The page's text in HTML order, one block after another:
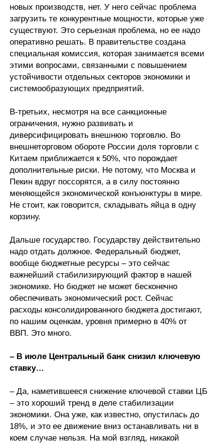
новых производств, нет. У него сейчас проблема
загрузить те конкурентные мощности, которые уже
существуют. Это серьезная проблема, но ее надо
оперативно решать. В правительстве создана
специальная комиссия, которая занимается всеми
этими вопросами, связанными с повышением
устойчивости отдельных секторов экономики и
системообразующих предприятий.
В-третьих, несмотря на все санкционные
ограничения, нужно развивать и
диверсифицировать внешнюю торговлю. Во
внешнеторговом обороте России доля торговли с
Китаем приближается к 50%, что порождает
дополнительные риски. Не потому, что Москва и
Пекин вдруг поссорятся, а в силу постоянно
меняющейся экономической конъюнктуры в мире.
Не стоит, как говорится, складывать яйца в одну
корзину.
Дальше государство. Государству действительно
надо отдать должное. Федеральный бюджет,
вообще бюджетные ресурсы – это сейчас
важнейший стабилизирующий фактор в нашей
экономике. Но бюджет не может бесконечно
обеспечивать экономический рост. Сейчас
расходы консолидированного бюджета достигают,
по нашим оценкам, уровня примерно в 40% от
ВВП. Это много.
– В июле Центральный банк снизил ключевую
ставку…
– Да, наметившееся снижение ключевой ставки ЦБ
– это хороший тренд в деле стабилизации
экономики. Она уже, как известно, опустилась до
18%, и это ее движение вниз останавливать ни в
коем случае нельзя. На мой взгляд, никакой